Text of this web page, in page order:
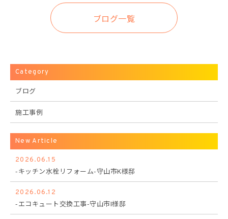
ブログ一覧
Category
ブログ
施工事例
New Article
2026.06.15
-キッチン水栓リフォーム-守山市K様邸
2026.06.12
-エコキュート交換工事-守山市I様邸